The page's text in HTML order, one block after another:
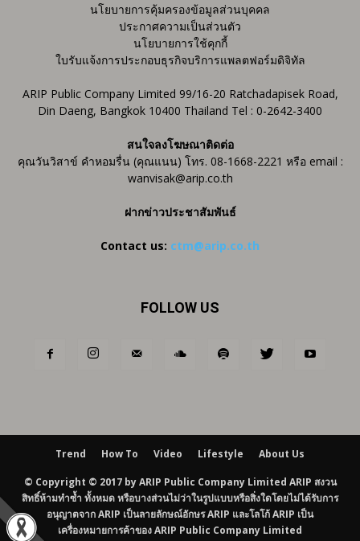
นโยบายการคุ้มครองข้อมูลส่วนบุคคล
ประกาศความเป็นส่วนตัว
นโยบายการใช้คุกกี้
ใบรับแจ้งการประกอบธุรกิจบริการแพลตฟอร์มดิจิทัล
ARIP Public Company Limited 99/16-20 Ratchadapisek Road,
Din Daeng, Bangkok 10400 Thailand Tel : 0-2642-3400
สนใจลงโฆษณาติดต่อ
คุณวันวิสาข์ คำหอมรื่น (คุณแนน) โทร. 08-1668-2221 หรือ email :
wanvisak@arip.co.th
ฝากข่าวประชาสัมพันธ์
Contact us: ctm@arip.co.th
FOLLOW US
Trend How To Video Lifestyle About Us
© Copyright © 2017 by ARIP Public Company Limited ARIP สงวน
สิทธิ์ห้ามทำซ้ำ ทั้งหมด หรือบางส่วนไม่ว่าในรูปแบบหรือสิ่งใดโดยไม่ได้รับการ
อนุญาตจาก ARIP เป็นลายลักษณ์อักษร ARIP และโลโก้ ARIP เป็น
เครื่องหมายการค้าของ ARIP Public Company Limited